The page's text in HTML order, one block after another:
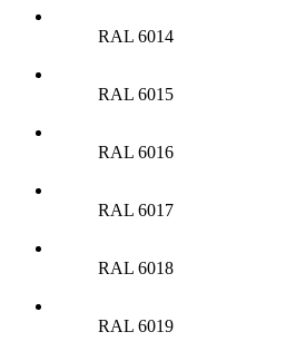
RAL 6014
RAL 6015
RAL 6016
RAL 6017
RAL 6018
RAL 6019